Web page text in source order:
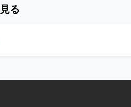
定されており、長期的に継続しながらス
る